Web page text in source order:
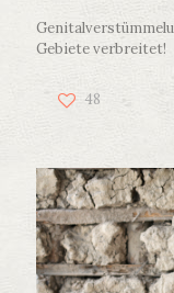
Gebiete verbreitet!
48